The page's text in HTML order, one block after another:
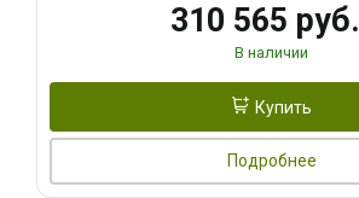
310 565 руб.
В наличии
Купить
Подробнее